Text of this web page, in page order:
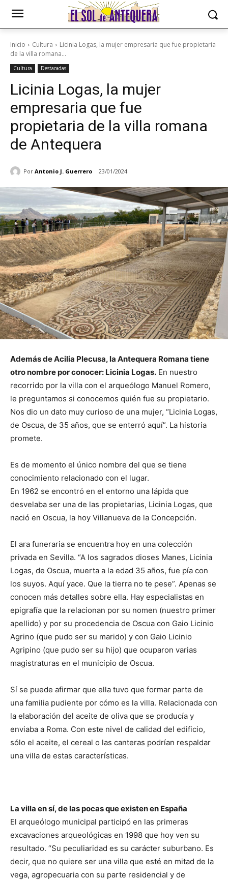
Inicio Cultura
Licinia Logas, la mujer empresaria que fue propietaria
de la villa romana...
Cultura Destacadas
Licinia Logas, la mujer
empresaria que fue
propietaria de la villa romana
de Antequera
Por Antonio J. Guerrero 23/01/2024
Además de Acilia Plecusa, la Antequera Romana tiene
otro nombre por conocer: Licinia Logas. En nuestro
recorrido por la villa con el arqueólogo Manuel Romero,
le preguntamos si conocemos quién fue su propietario.
Nos dio un dato muy curioso de una mujer, “Licinia Logas,
de Oscua, de 35 años, que se enterró aquí”. La historia
promete.
Es de momento el único nombre del que se tiene
conocimiento relacionado con el lugar.
En 1962 se encontró en el entorno una lápida que
desvelaba ser una de las propietarias, Licinia Logas, que
nació en Oscua, la hoy Villanueva de la Concepción.
El ara funeraria se encuentra hoy en una colección
privada en Sevilla. “A los sagrados dioses Manes, Licinia
Logas, de Oscua, muerta a la edad 35 años, fue pía con
los suyos. Aquí yace. Que la tierra no te pese”. Apenas se
conocen más detalles sobre ella. Hay especialistas en
epigrafía que la relacionan por su nomen (nuestro primer
apellido) y por su procedencia de Oscua con Gaio Licinio
Agrino (que pudo ser su marido) y con Gaio Licinio
Agripino (que pudo ser su hijo) que ocuparon varias
magistraturas en el municipio de Oscua.
Sí se puede afirmar que ella tuvo que formar parte de
una familia pudiente por cómo es la villa. Relacionada con
la elaboración del aceite de oliva que se producía y
enviaba a Roma. Con este nivel de calidad del edificio,
sólo el aceite, el cereal o las canteras podrían respaldar
una villa de estas características.
La villa en sí, de las pocas que existen en España
El arqueólogo municipal participó en las primeras
excavaciones arqueológicas en 1998 que hoy ven su
resultado. “Su peculiaridad es su carácter suburbano. Es
decir, que no quiere ser una villa que esté en mitad de la
vega, agropecuaria con su parte residencial y de